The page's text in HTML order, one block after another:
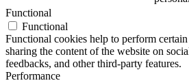
Functional
Functional
Functional cookies help to perform
sharing the content of the website on
feedbacks, and other third-party features.
Performance